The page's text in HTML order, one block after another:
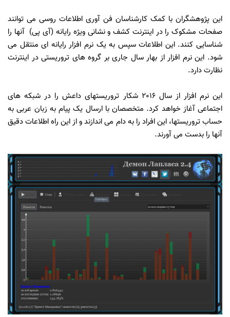
این پژوهشگران با کمک کارشناسان فن آوری اطلاعات روسی می توانند
صفحات مشکوک را در اینترنت کشف و نشانی ویژه رایانه (آی پی) آنها را
شناسایی کنند. این اطلاعات سپس به یک نرم افزار رایانه ای منتقل می
شود. این نرم افزار از بهار سال جاری بر گروه های تروریستی در اینترنت
نظارت دارد.
این نرم افزار از سال 2016 شکار تروریستهای داعش را در شبکه های
اجتماعی آغاز خواهد کرد. متخصصان با ارسال یک پیام به زبان عربی به
حساب تروریستها، این افراد را به دام می اندازند و از این راه اطلاعات دقیق
آنها را بدست می آورند.